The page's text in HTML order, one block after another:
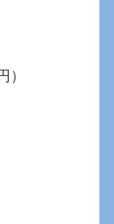
）